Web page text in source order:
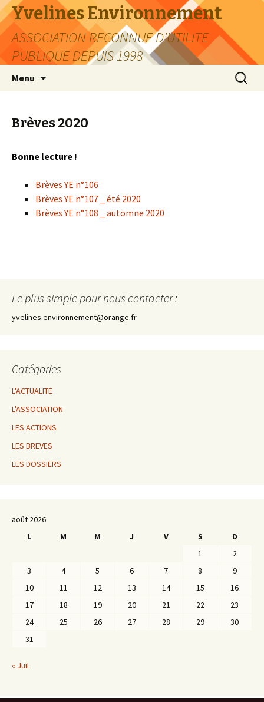
Yvelines Environnement
ASSOCIATION RECONNUE D'UTILITE
PUBLIQUE DEPUIS 1998
Menu
Brèves 2020
Bonne lecture !
Brèves YE n°106
Brèves YE n°107 _ été 2020
Brèves YE n°108 _ automne 2020
Le plus simple pour nous contacter :
yvelines.environnement@orange.fr
Catégories
L'ACTUALITE
L'ASSOCIATION
LES ACTIONS
LES BREVES
LES DOSSIERS
août 2026
L
M M J V S
D
1
2
3
4 5 6 7 8
9
10
11 12 13 14 15
16
17
18 19 20 21 22
23
24
25 26 27 28 29
30
31
« Juil